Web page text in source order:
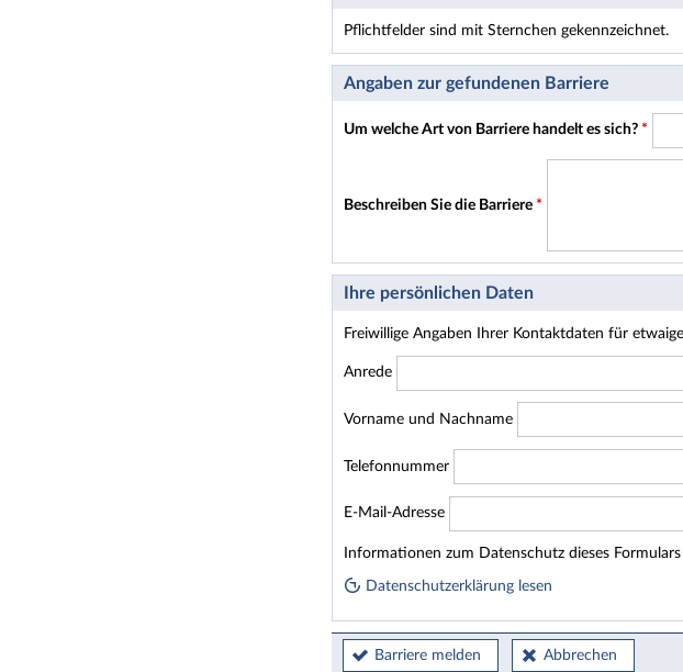
Pflichtfelder sind mit Sternchen gekennzeichnet.
Dieses Formular enthält Pflichtfelder.
Angaben zur gefundenen Barriere
Um welche Art von Barriere handelt es sich? *
Beschreiben Sie die Barriere *
Ihre persönlichen Daten
Freiwillige Angaben Ihrer Kontaktdaten für
Anrede
Vorname und Nachname
Telefonnummer
E-Mail-Adresse
Homepage
Informationen zum Datenschutz dieses
Datenschutzerklärung lesen
Barriere melden Abbrechen